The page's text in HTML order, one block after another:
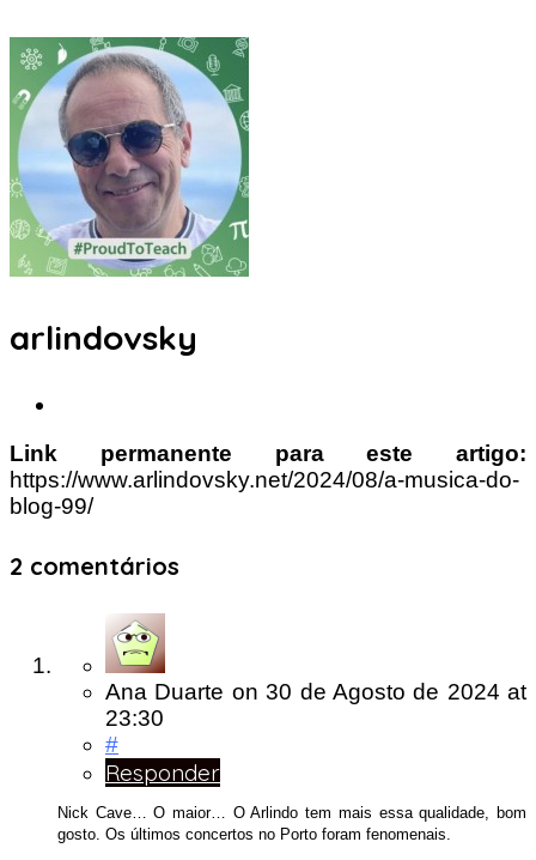
arlindovsky
Link permanente para este artigo:
https://www.arlindovsky.net/2024/08/a-musica-do-
blog-99/
2 comentários
Ana Duarte on30 de Agosto de 2024 at
23:30
#
Responder
Nick Cave… O maior… O Arlindo tem mais essa qualidade, bom
gosto. Os últimos concertos no Porto foram fenomenais.